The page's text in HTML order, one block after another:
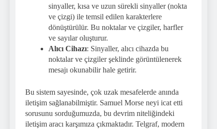
sinyaller, kısa ve uzun sürekli sinyaller (nokta
ve çizgi) ile temsil edilen karakterlere
dönüştürülür. Bu noktalar ve çizgiler, harfler
ve sayılar oluşturur.
Alıcı Cihazı: Sinyaller, alıcı cihazda bu
noktalar ve çizgiler şeklinde görüntülenerek
mesajı okunabilir hale getirir.
Bu sistem sayesinde, çok uzak mesafelerde anında
iletişim sağlanabilmiştir. Samuel Morse neyi icat etti
sorusunu sorduğumuzda, bu devrim niteliğindeki
iletişim aracı karşımıza çıkmaktadır. Telgraf, modern